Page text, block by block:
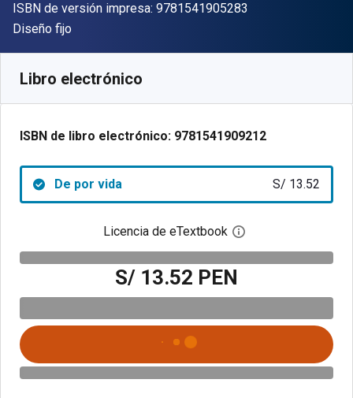
ISBN de versión impresa: 9781541905283
Formato
Diseño fijo
Libro electrónico
ISBN de libro electrónico: 9781541909212
De por vida S/ 13.52
Licencia de eTextbook Abre el cuadro de
S/ 13.52 PEN